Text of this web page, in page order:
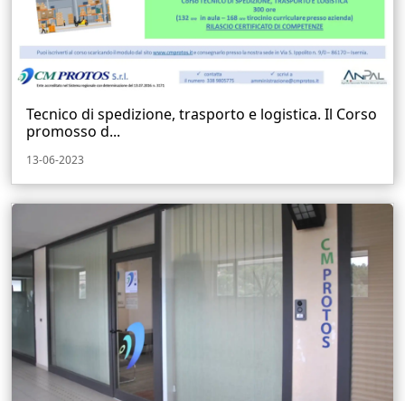
Tecnico di spedizione, trasporto e logistica. Il Corso
promosso d...
13-06-2023